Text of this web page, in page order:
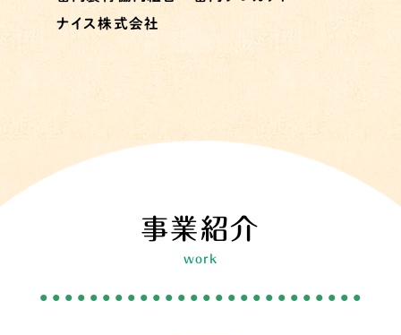
ナイス株式会社
事業紹介
work